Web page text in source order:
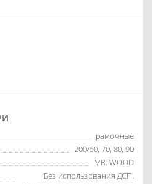
рамочные
200/60, 70, 80, 90
MR. WOOD
Без использования ДСП.